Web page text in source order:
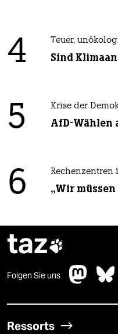
4 Teuer,
Sind
5 Krise der
AfD-Wählen
6 Rechenzentren
„Wir
taz
Folgen Sie uns
Ressorts